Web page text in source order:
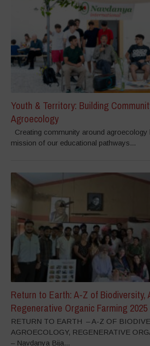
Youth & Territory: Building
Agroecology
Creating community around agroecology
mission of our educational pathways...
Return to Earth: A-Z of Biodiversity,
Regenerative Organic Farming
RETURN TO EARTH – A-Z OF
AGROECOLOGY, REGENERATIVE
– Navdanya Bija...